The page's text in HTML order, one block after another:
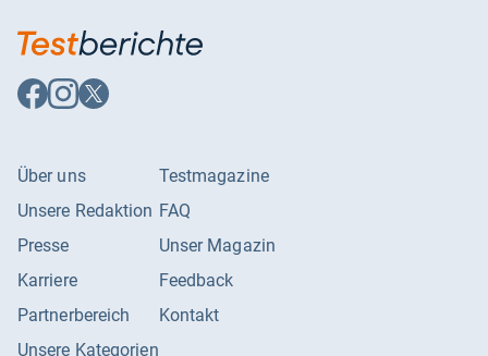
Auf
Facebook
Auf
Instagram
Auf
X
Über uns
Unsere Redaktion
Presse
Karriere
Partnerbereich
Unsere Kategorien
Testmagazine
FAQ
Unser Magazin
Feedback
Kontakt